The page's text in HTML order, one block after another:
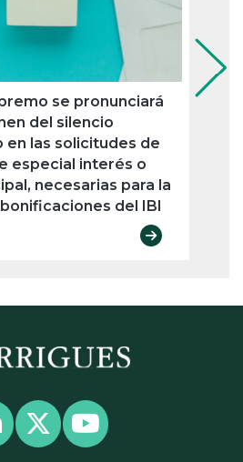
se pronunciará
del silencio
en las solicitudes de
especial interés o
necesarias para la
del IBI